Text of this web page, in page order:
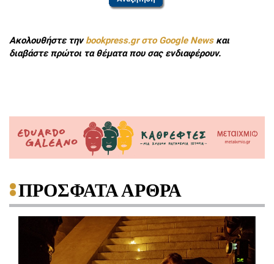
Ακολουθήστε τηνbookpress.gr στο Google Newsκαι
διαβάστε πρώτοι τα θέματα που σας ενδιαφέρουν.
ΠΡΟΣΦΑΤΑ ΑΡΘΡΑ